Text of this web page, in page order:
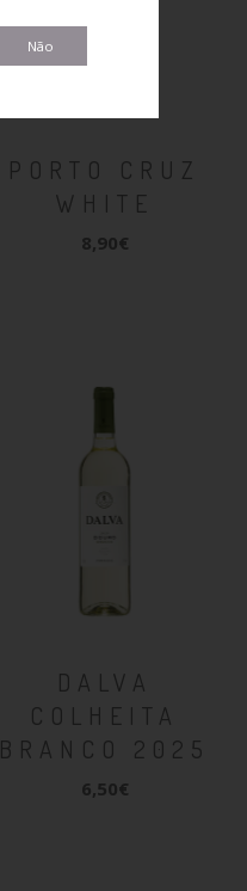
PORTO CRUZ
WHITE
8,90€
DALVA
COLHEITA
BRANCO 2025
6,50€
Não